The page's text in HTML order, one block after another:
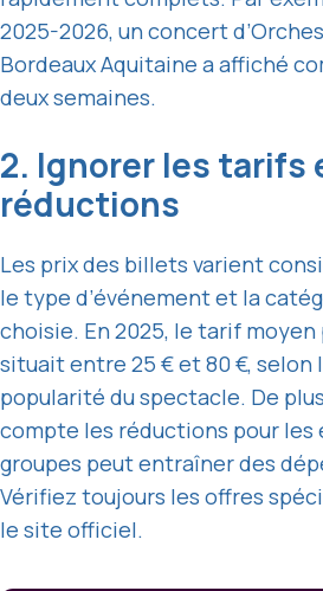
2025-2026, un concert
Bordeaux Aquitaine a affiché
deux semaines.
2. Ignorer les tarifs
réductions
Les prix des billets varient
le type d’événement et la
choisie. En 2025, le tarif
situait entre 25 € et 80 €, selon
popularité du spectacle. De
compte les réductions pour les
groupes peut entraîner des
Vérifiez toujours les offres
le site officiel.